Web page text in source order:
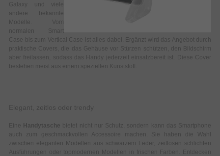
Galaxy und viele
andere bekannte
Modelle. Vom
normalen Smart
Case bis zum Vertical Case ist alles dabei. Ergänzt wird das Angebot durch
praktische Covers, die das Gehäuse vor Stürzen schützen, den Bildschirm
aber freilassen, sodass das Handy jederzeit einsatzbereit ist. Diese Cover
bestehen meist aus einem speziellen Kunststoff.
Elegant, zeitlos oder trendy
Eine Handytasche bietet nicht nur Schutz, sondern kann das Smartphone
auch zum geschmackvollen Accessoire machen. Sie haben die Wahl
zwischen eleganten Modellen aus schwarzem Leder, zeitlosen schlichten
Ausführungen oder topmodernen Modellen in frischen Farben. Entdecken